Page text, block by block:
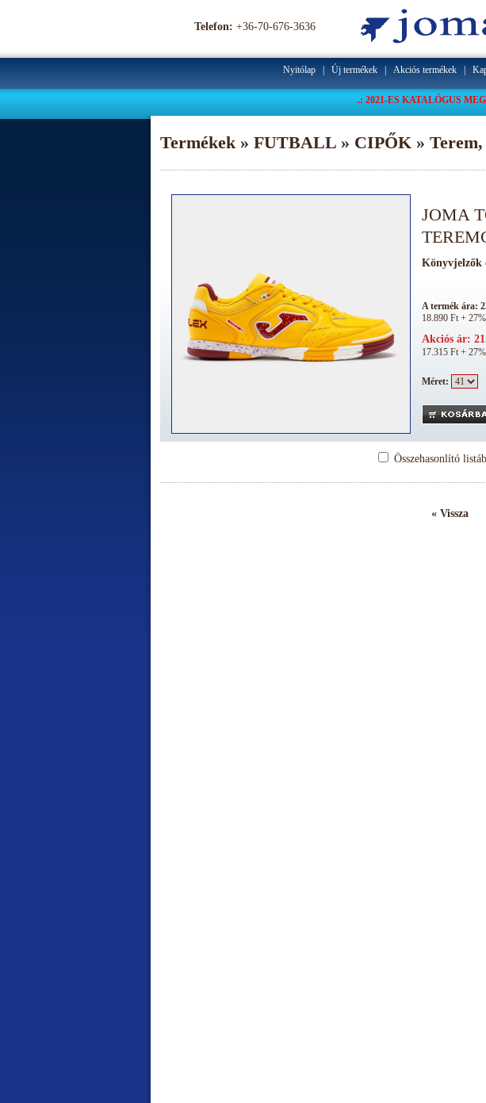
Telefon: +36-70-676-3636
Nyitólap| Új termékek| Akciós termékek|
.: 2021-ES KATALÓGUS
Termékek » FUTBALL » CIPŐK »
JOMA
A termék ára:
18.890 Ft +
Akciós ár:
17.315 Ft +
Méret:
Összehasonlító
« Vissza